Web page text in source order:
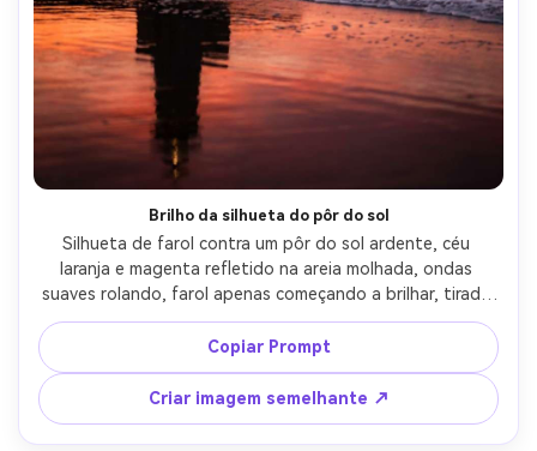
Brilho da silhueta do pôr do sol
Silhueta de farol contra um pôr do sol ardente, céu
laranja e magenta refletido na areia molhada, ondas
suaves rolando, farol apenas começando a brilhar, tirado
em Canon EOS R5, lente de 85mm, f/2, forte contraste,
bordas de silhueta nítidas, destaques bokeh sonhadores,
grau de cor cinematográfica, fotografia costeira ultra-
realista-AR 4:5
Copiar Prompt
Criar imagem semelhante ↗